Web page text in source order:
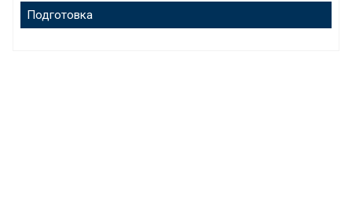
Подготовка